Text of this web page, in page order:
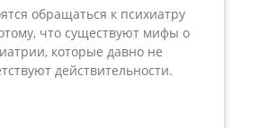
обращаться к психиатру
что существуют мифы о
которые давно не
действительности.